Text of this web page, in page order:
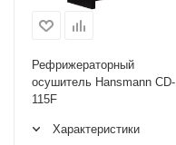
Рефрижераторный
осушитель Hansmann CD-
115F
Характеристики